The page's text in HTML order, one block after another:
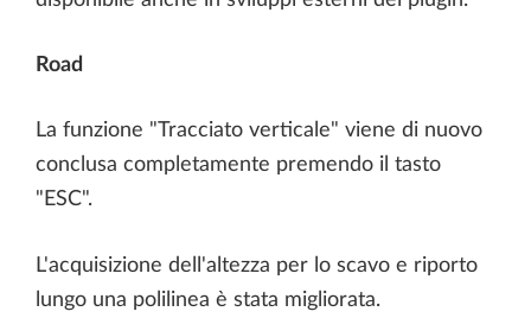
Road
La funzione "Tracciato verticale" viene di nuovo
conclusa completamente premendo il tasto
"ESC".
L'acquisizione dell'altezza per lo scavo e riporto
lungo una polilinea è stata migliorata.